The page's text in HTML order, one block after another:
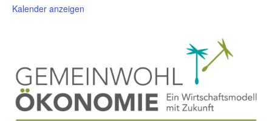
Kalender anzeigen